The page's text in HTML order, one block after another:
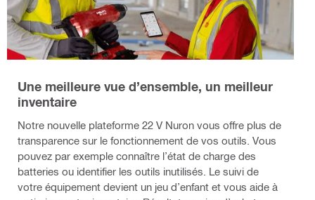
Une meilleure vue d’ensemble, un meilleur
inventaire
Notre nouvelle plateforme 22 V Nuron vous offre plus de
transparence sur le fonctionnement de vos outils. Vous
pouvez par exemple connaître l’état de charge des
batteries ou identifier les outils inutilisés. Le suivi de
votre équipement devient un jeu d’enfant et vous aide à